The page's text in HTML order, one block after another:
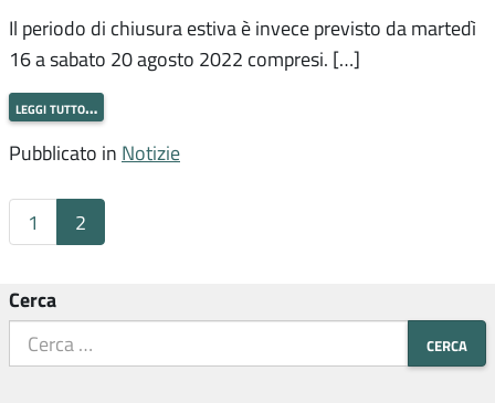
Il periodo di chiusura estiva è invece previsto da martedì
16 a sabato 20 agosto 2022 compresi. […]
leggi tutto…
Pubblicato in Notizie
1 2
Cerca